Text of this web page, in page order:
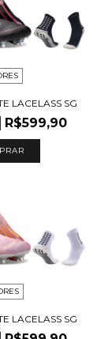
LACELASS SG
R$599,90
LACELASS SG